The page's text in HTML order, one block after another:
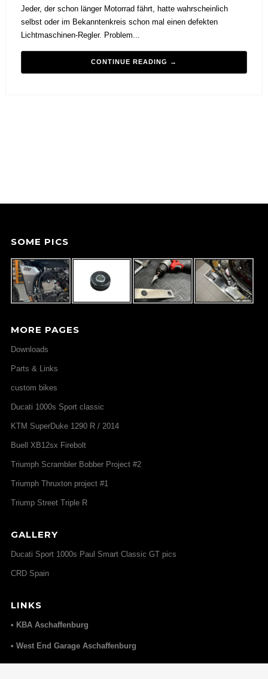
Jeder, der schon länger Motorrad fährt, hatte wahrscheinlich
selbst oder im Bekanntenkreis schon mal einen defekten
Lichtmaschinen-Regler. Problem...
CONTINUE READING →
SOME PICS
MORE PAGES
Downloads
Parts & Links
custom bikes
Ducati 1000s Sport classic
KTM SuperDuke 1290 R / 2014
Buell XB12sx Firebolt
Triumph Scrambler Bobber Project #2
Triumph Thruxton project #1
Triump Street Triple R
GALLERY
Ducati Sport 1000s Paul Smart Classic GT pics
CRD Spain
LINKS
• KBA Aschaffenburg
• West End Garage Aschaffenburg
• Elmoko